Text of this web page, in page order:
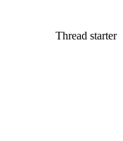
Thread starter